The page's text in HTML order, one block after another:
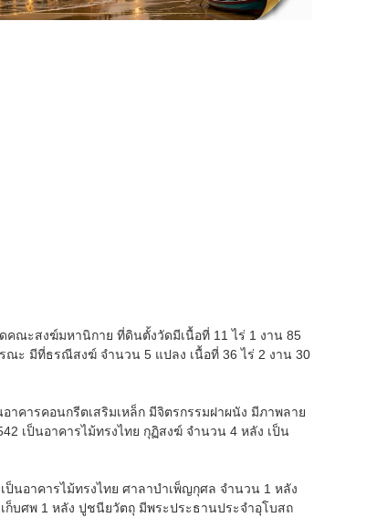
ณะสงฆ์มหานิกาย ที่ดินตั้งวัดมีเนื้อที่ 11 ไร่ 1 งาน 85
ะ มีที่ธรณีสงฆ์ จำนวน 5 แปลง เนื้อที่ 36 ไร่ 2 งาน 30
าคารคอนกรีตเสริมเหล็ก มีจิตรกรรมฝาผนัง มีภาพลาย
เป็นอาคารไม้ทรงไทย กุฏิสงฆ์ จำนวน 4 หลัง เป็น
ป็นอาคารไม้ทรงไทย ศาลาบำเพ็ญกุศล จำนวน 1 หลัง
บศพ 1 หลัง ปูชนียวัตถุ มีพระประธานประจำอุโบสถ